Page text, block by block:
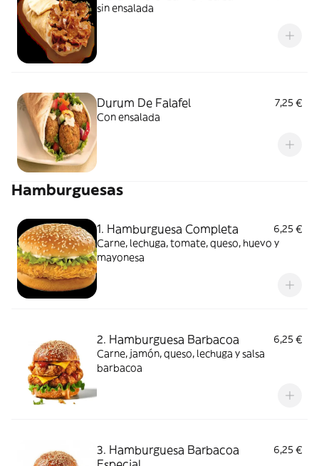
sin ensalada
Durum De Falafel
7,25 €
Con ensalada
Hamburguesas
1. Hamburguesa Completa
6,25 €
Carne, lechuga, tomate, queso, huevo y
mayonesa
2. Hamburguesa Barbacoa
6,25 €
Carne, jamón, queso, lechuga y salsa
barbacoa
3. Hamburguesa Barbacoa
6,25 €